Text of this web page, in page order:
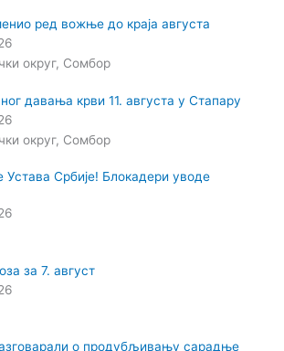
ред вожње до краја августа
округ, Сомбор
давања крви 11. августа у Стапару
округ, Сомбор
Србије! Блокадери уводе
за 7. август
о продубљивању сарадње